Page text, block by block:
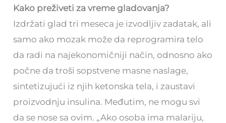
Kako preživeti za vreme gladovanja?
Izdržati glad tri meseca je izvodljiv zadatak, ali
samo ako mozak može da reprogramira telo
da radi na najekonomičniji način, odnosno ako
počne da troši sopstvene masne naslage,
sintetizujući iz njih ketonska tela, i zaustavi
proizvodnju insulina. Međutim, ne mogu svi
da se nose sa ovim. „Ako osoba ima malariju,